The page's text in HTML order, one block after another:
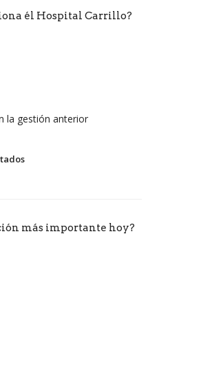
él Hospital Carrillo?
la gestión anterior
más importante hoy?